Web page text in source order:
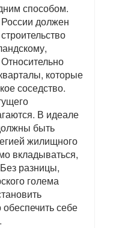
способом.
должен
которые
соседство.
В идеале
быть
жилищного
вкладываться,
разницы,
голема
себе